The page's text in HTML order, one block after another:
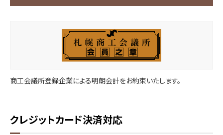
商工会議所登録企業による明朗会計をお約束いたします。
クレジットカード決済対応